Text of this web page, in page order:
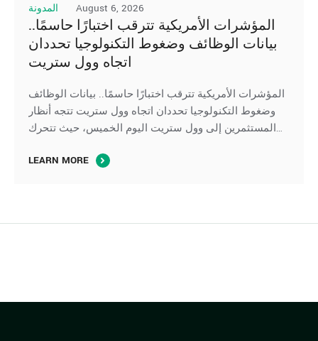
المدونة August 6, 2026
المؤشرات الأمريكية تترقب اختبارًا حاسمًا..
بيانات الوظائف وضغوط التكنولوجيا تحددان
اتجاه وول ستريت
المؤشرات الأمريكية تترقب اختبارًا حاسمًا.. بيانات الوظائف
وضغوط التكنولوجيا تحددان اتجاه وول ستريت تتجه أنظار
المستثمرين إلى وول ستريت اليوم الخميس، حيث تتحرك
ترقب صدور بيانات سوق العمل الأمريكية، بينما تواصل أسهم
LEARN MORE